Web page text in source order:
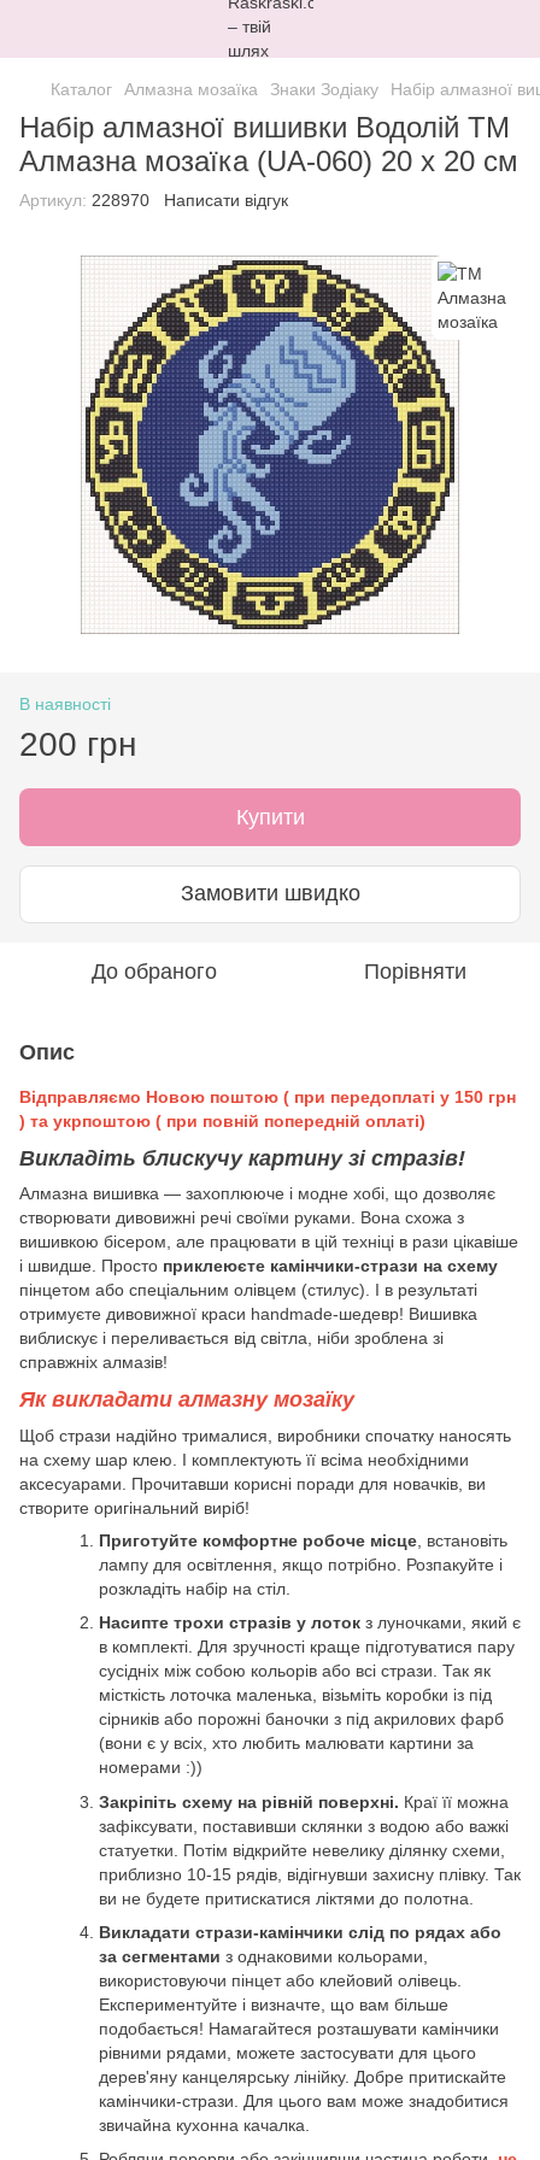
Каталог Алмазна мозаїка Знаки Зодіаку Набір алмазної
Набір алмазної вишивки Водолій ТМ
Алмазна мозаїка (UA-060) 20 х 20 см
Артикул: 228970 Написати відгук
В наявності
200 грн
Купити
Замовити швидко
До обраного Порівняти
Опис
Відправляємо Новою поштою ( при передоплаті у 150 грн
) та укрпоштою ( при повній попередній оплаті)
Викладіть блискучу картину зі стразів!
Алмазна вишивка — захоплююче і модне хобі, що дозволяє
створювати дивовижні речі своїми руками. Вона схожа з
вишивкою бісером, але працювати в цій техніці в рази цікавіше
і швидше. Просто приклеюєте камінчики-стрази на схему
пінцетом або спеціальним олівцем (стилус). І в результаті
отримуєте дивовижної краси handmade-шедевр! Вишивка
виблискує і переливається від світла, ніби зроблена зі
справжніх алмазів!
Як викладати алмазну мозаїку
Щоб стрази надійно трималися, виробники спочатку наносять
на схему шар клею. І комплектують її всіма необхідними
аксесуарами. Прочитавши корисні поради для новачків, ви
створите оригінальний виріб!
Приготуйте комфортне робоче місце , встановіть
лампу для освітлення, якщо потрібно. Розпакуйте і
розкладіть набір на стіл.
Насипте трохи стразів у лоток з луночками, який є
в комплекті. Для зручності краще підготуватися пару
сусідніх між собою кольорів або всі стрази. Так як
місткість лоточка маленька, візьміть коробки із під
сірників або порожні баночки з під акрилових фарб
(вони є у всіх, хто любить малювати картини за
номерами :))
Закріпіть схему на рівній поверхні. Краї її можна
зафіксувати, поставивши склянки з водою або важкі
статуетки. Потім відкрийте невелику ділянку схеми,
приблизно 10-15 рядів, відігнувши захисну плівку. Так
ви не будете притискатися ліктями до полотна.
Викладати стрази-камінчики слід по рядах або
за сегментами з однаковими кольорами,
використовуючи пінцет або клейовий олівець.
Експериментуйте і визначте, що вам більше
подобається! Намагайтеся розташувати камінчики
рівними рядами, можете застосувати для цього
дерев'яну канцелярську лінійку. Добре притискайте
камінчики-стрази. Для цього вам може знадобитися
звичайна кухонна качалка.